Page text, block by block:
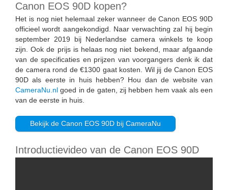
Canon EOS 90D kopen?
Het is nog niet helemaal zeker wanneer de Canon EOS 90D
officieel wordt aangekondigd. Naar verwachting zal hij begin
september 2019 bij Nederlandse camera winkels te koop
zijn. Ook de prijs is helaas nog niet bekend, maar afgaande
van de specificaties en prijzen van voorgangers denk ik dat
de camera rond de €1300 gaat kosten. Wil jij de Canon EOS
90D als eerste in huis hebben? Hou dan de website van
CameraNu.nl goed in de gaten, zij hebben hem vaak als een
van de eerste in huis.
Bekijk de Canon EOS 90D bij CameraNu
Introductievideo van de Canon EOS 90D